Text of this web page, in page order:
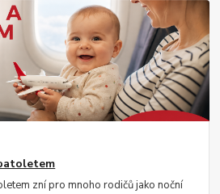
zní pro mnoho rodičů jako noční